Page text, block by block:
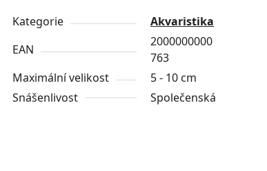
Kategorie
Akvaristika
EAN
2000000000
763
Maximální velikost
5 - 10 cm
Snášenlivost
Společenská